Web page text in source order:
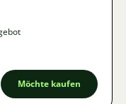
Möchte kaufen